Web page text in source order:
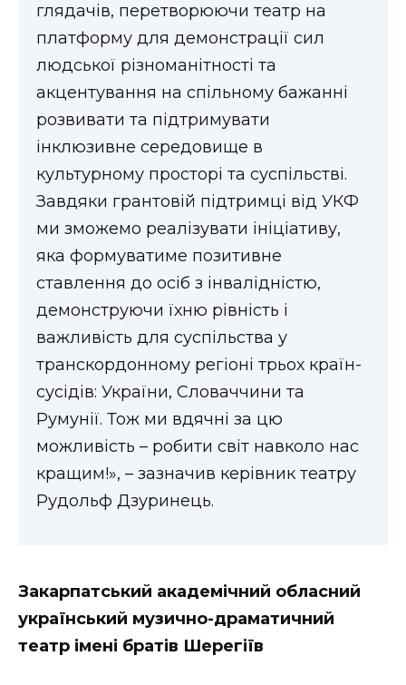
глядачів, перетворюючи театр на
платформу для демонстрації сил
людської різноманітності та
акцентування на спільному бажанні
розвивати та підтримувати
інклюзивне середовище в
культурному просторі та суспільстві.
Завдяки грантовій підтримці від УКФ
ми зможемо реалізувати ініціативу,
яка формуватиме позитивне
ставлення до осіб з інвалідністю,
демонструючи їхню рівність і
важливість для суспільства у
транскордонному регіоні трьох країн-
сусідів: України, Словаччини та
Румунії. Тож ми вдячні за цю
можливість – робити світ навколо нас
кращим!», – зазначив керівник театру
Рудольф Дзуринець.
Закарпатський академічний обласний
український музично-драматичний
театр імені братів Шерегіїв